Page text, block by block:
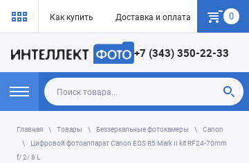
Как купить Доставка и оплата Гарантия
0
+7 (343) 350-22-33
Главная Товары Беззеркальные фотокамеры
Canon
Цифровой фотоаппарат Canon EOS R5 Mark II kit RF24-70mm
f/ 2/ 8 L